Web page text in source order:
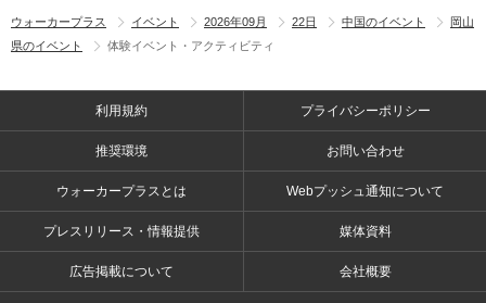
ウォーカープラス イベント 2026年09月 22日 中国のイベント
岡山
県のイベント
体験イベント・アクティビティ
利用規約 プライバシーポリシー
推奨環境 お問い合わせ
ウォーカープラスとは Webプッシュ通知について
プレスリリース・情報提供 媒体資料
広告掲載について 会社概要